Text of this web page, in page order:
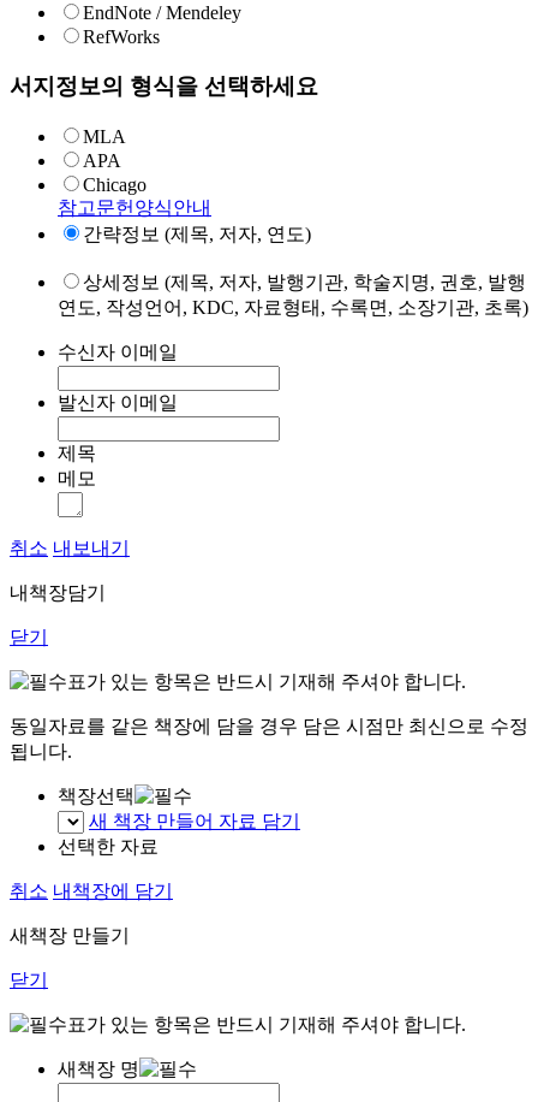
EndNote / Mendeley
RefWorks
서지정보의 형식을 선택하세요
MLA
APA
Chicago
참고문헌양식안내
간략정보 (제목, 저자, 연도)
상세정보 (제목, 저자, 발행기관, 학술지명, 권호, 발행
연도, 작성언어, KDC, 자료형태, 수록면, 소장기관, 초록)
수신자 이메일
발신자 이메일
제목
메모
취소 내보내기
내책장담기
닫기
표가 있는 항목은 반드시 기재해 주셔야 합니다.
동일자료를 같은 책장에 담을 경우 담은 시점만 최신으로 수정
됩니다.
책장선택
새 책장 만들어 자료 담기
선택한 자료
취소 내책장에 담기
새책장 만들기
닫기
표가 있는 항목은 반드시 기재해 주셔야 합니다.
새책장 명